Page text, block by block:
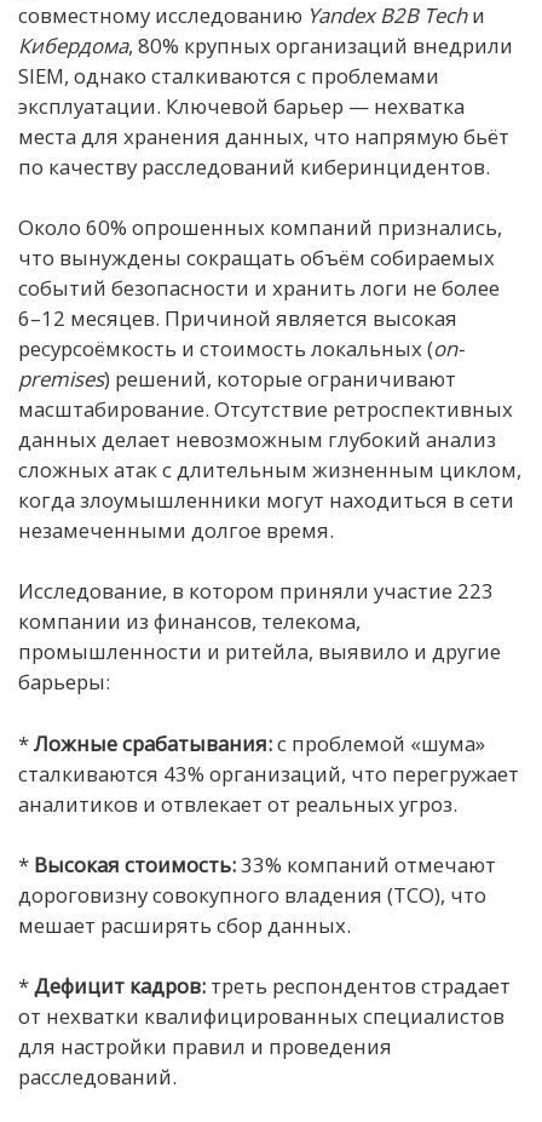
совместному исследованию Yandex B2B Techи
Кибердома, 80% крупных организаций внедрили
SIEM, однако сталкиваются с проблемами
эксплуатации. Ключевой барьер — нехватка
места для хранения данных, что напрямую бьёт
по качеству расследований киберинцидентов.
Около 60% опрошенных компаний признались,
что вынуждены сокращать объём собираемых
событий безопасности и хранить логи не более
6–12 месяцев. Причиной является высокая
ресурсоёмкость и стоимость локальных (on-
premises) решений, которые ограничивают
масштабирование. Отсутствие ретроспективных
данных делает невозможным глубокий анализ
сложных атак с длительным жизненным циклом,
когда злоумышленники могут находиться в сети
незамеченными долгое время.
Исследование, в котором приняли участие 223
компании из финансов, телекома,
промышленности и ритейла, выявило и другие
барьеры:
*Ложные срабатывания:с проблемой «шума»
сталкиваются 43% организаций, что перегружает
аналитиков и отвлекает от реальных угроз.
* Высокая стоимость:33% компаний отмечают
дороговизну совокупного владения (TCO), что
мешает расширять сбор данных.
*Дефицит кадров: треть респондентов страдает
от нехватки квалифицированных специалистов
для настройки правил и проведения
расследований.